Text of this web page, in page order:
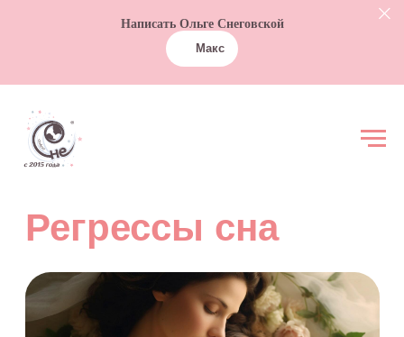
Написать Ольге Снеговской
Макс
Регрессы сна